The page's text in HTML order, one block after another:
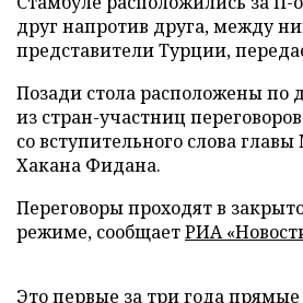
друг напротив друга, между
представители Турции,
Позади стола расположены по
из стран-участниц
со вступительного слова
Хакана Фидана.
Переговоры проходят в
режиме, сообщаетРИА
Это первые за три года